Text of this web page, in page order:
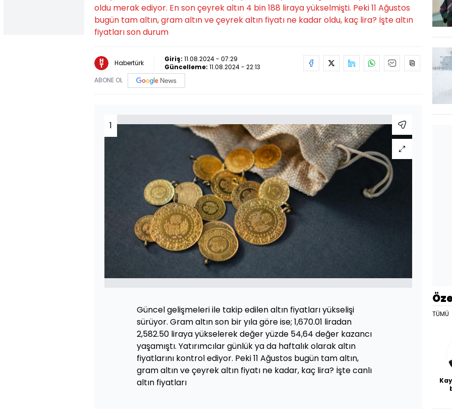
oldu merak ediyor. En son çeyrek altın 4 bin 188 liraya yükselmişti. Peki 11 Ağustos
bugün tam altın, gram altın ve çeyrek altın fiyatı ne kadar oldu, kaç lira? İşte altın
fiyatları son durum
Habertürk Giriş: 11.08.2024 - 07:29
Güncelleme: 11.08.2024 - 22:13
ABONE OL
1
Güncel gelişmeleri ile takip edilen altın fiyatları yükselişi
sürüyor. Gram altın son bir yıla göre ise; 1,670.01 liradan
2,582.50 liraya yükselerek değer yüzde 54,64 değer kazancı
yaşamıştı. Yatırımcılar günlük ya da haftalık olarak altın
fiyatlarını kontrol ediyor. Peki 11 Ağustos bugün tam altın,
gram altın ve çeyrek altın fiyatı ne kadar, kaç lira? İşte canlı
altın fiyatları
TÜMÜ